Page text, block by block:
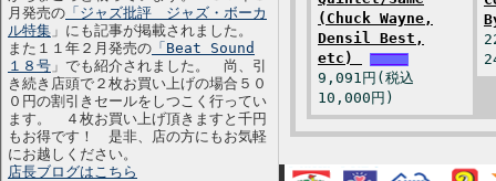
月発売の 「ジャズ批評 ジャズ・ボーカ
ル特集 」にも記事が掲載されました。
また１１年２月発売の 「Beat Sound
１８号 」でも紹介されました。 尚、引
き続き店頭で２枚お買い上げの場合５０
０円の割引きセールをしつこく行ってい
ます。 ４枚お買い上げ頂きますと千円
もお得です！ 是非、店の方にもお気軽
にお越しください。
店長ブログはこちら
(Chuck Wayne,
Densil Best,
etc)
9,091円(税込
10,000円)